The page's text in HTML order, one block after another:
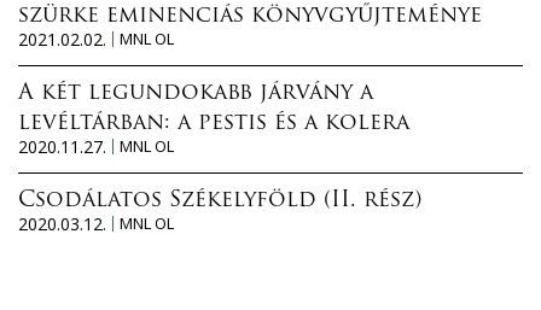
szürke eminenciás könyvgyűjteménye
2021.02.02.
MNL OL
A két legundokabb járvány a
levéltárban: a pestis és a kolera
2020.11.27.
MNL OL
Csodálatos Székelyföld (II. rész)
2020.03.12.
MNL OL